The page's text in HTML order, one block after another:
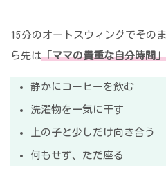
15分のオートスウィングでその
ら先は「ママの貴重な自分時間
静かにコーヒーを飲む
洗濯物を一気に干す
上の子と少しだけ向き合う
何もせず、ただ座る